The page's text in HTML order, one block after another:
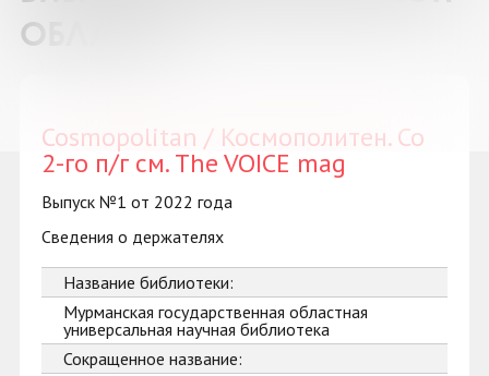
ОБЛАСТИ
Cosmopolitan / Космополитен. Со
2-го п/г см. The VOICE mag
Выпуск №1 от 2022 года
Сведения о держателях
Название библиотеки:
Мурманская государственная областная
универсальная научная библиотека
Сокращенное название: